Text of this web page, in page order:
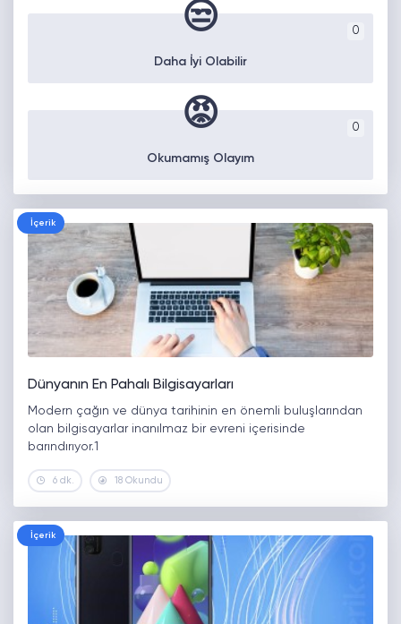
0
😒
Daha İyi Olabilir
0
😡
Okumamış Olayım
İçerik
Dünyanın En Pahalı Bilgisayarları
Modern çağın ve dünya tarihinin en önemli buluşlarından
olan bilgisayarlar inanılmaz bir evreni içerisinde
barındırıyor.1
6 dk. 18 Okundu
İçerik